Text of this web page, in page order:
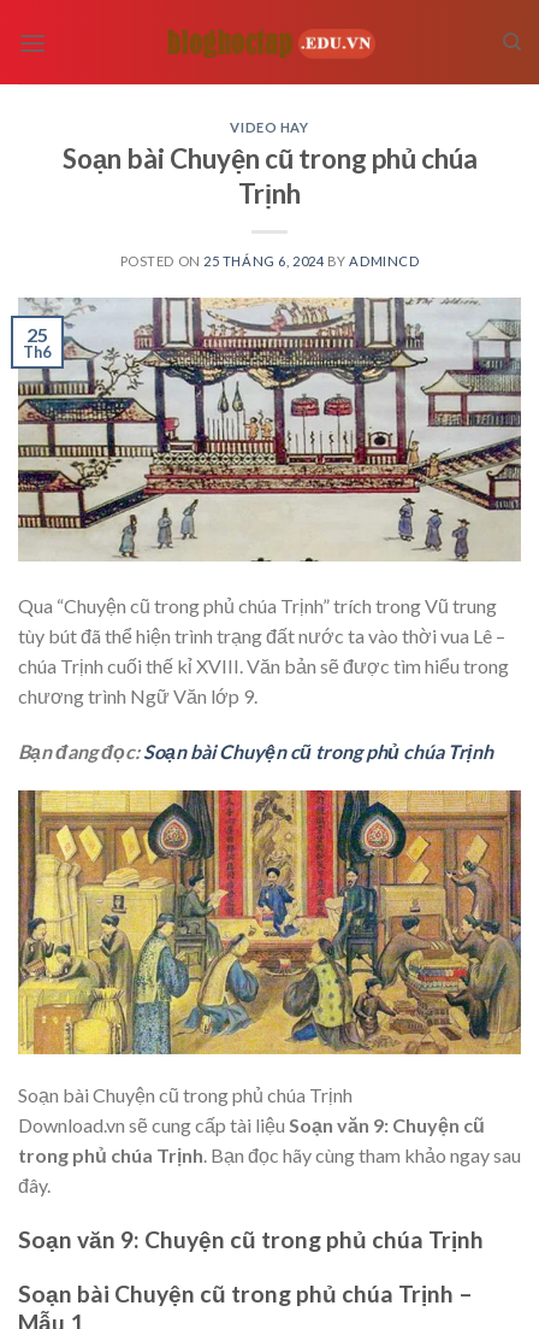
VIDEO HAY
Soạn bài Chuyện cũ trong phủ chúa
Trịnh
POSTED ON 25 THÁNG 6, 2024 BY ADMINCD
25
Th6
Qua “Chuyện cũ trong phủ chúa Trịnh” trích trong Vũ trung
tùy bút đã thể hiện trình trạng đất nước ta vào thời vua Lê –
chúa Trịnh cuối thế kỉ XVIII. Văn bản sẽ được tìm hiểu trong
chương trình Ngữ Văn lớp 9.
Bạn đang đọc:Soạn bài Chuyện cũ trong phủ chúa Trịnh
Soạn bài Chuyện cũ trong phủ chúa Trịnh
Download.vn sẽ cung cấp tài liệu Soạn văn 9: Chuyện cũ
trong phủ chúa Trịnh. Bạn đọc hãy cùng tham khảo ngay sau
đây.
Soạn văn 9: Chuyện cũ trong phủ chúa Trịnh
Soạn bài Chuyện cũ trong phủ chúa Trịnh –
Mẫu 1